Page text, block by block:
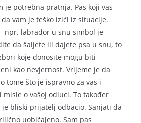
je potrebna pratnja. Pas koji vas
vam je teško izići iz situacije.
npr. labrador u snu simbol je
da šaljete ili dajete psa u snu, to
koje donosite mogu biti
kao nevjernost. Vrijeme je da
tome što je ispravno za vas i
o vašoj odluci. To također
je bliski prijatelj odbacio. Sanjati da
uobičajeno. Sam pas